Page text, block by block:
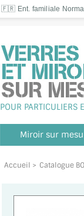
🇫🇷 Ent. familiale
POUR PARTICULIERS
Miroir sur
Accueil > Catalogue